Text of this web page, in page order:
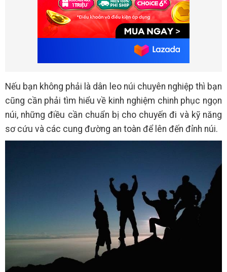
Nếu bạn không phải là dân leo núi chuyên nghiệp thì bạn
cũng cần phải tìm hiểu về kinh nghiệm chinh phục ngọn
núi, những điều cần chuẩn bị cho chuyến đi và kỹ năng
sơ cứu và các cung đường an toàn để lên đến đỉnh núi.